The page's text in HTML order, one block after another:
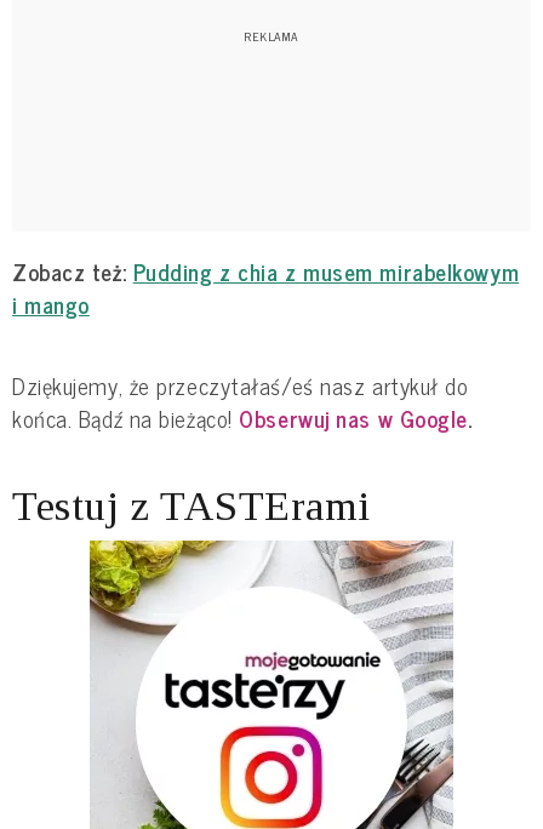
Zobacz też: Pudding z chia z musem mirabelkowym
i mango
Dziękujemy, że przeczytałaś/eś nasz artykuł do
końca. Bądź na bieżąco! Obserwuj nas w Google.
Testuj z TASTErami